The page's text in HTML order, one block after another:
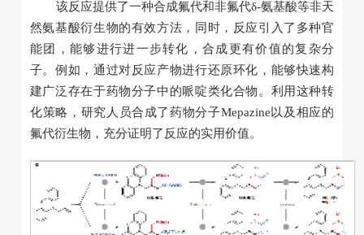
该反应提供了一种合成氟代和非氟代δ-氨基酸等非天
然氨基酸衍生物的有效方法，同时，反应引入了多种官
能团，能够进行进一步转化，合成更有价值的复杂分
子。例如，通过对反应产物进行还原环化，能够快速构
建广泛存在于药物分子中的哌啶类化合物。利用这种转
化策略，研究人员合成了药物分子Mepazine以及相应的
氟代衍生物，充分证明了反应的实用价值。